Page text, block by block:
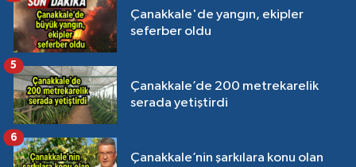
Çanakkale'de yangın, ekipler
seferber oldu
Çanakkale’de 200 metrekarelik
serada yetiştirdi
5
Çanakkale’nin şarkılara konu olan
6